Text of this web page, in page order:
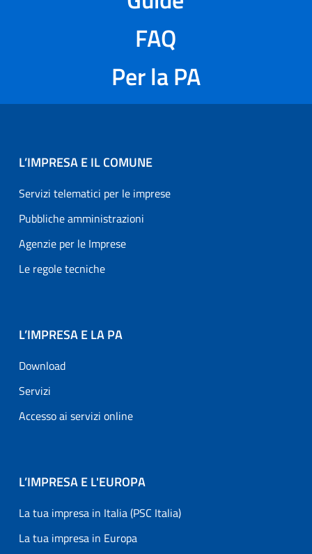
FAQ
Per la PA
L’IMPRESA E IL COMUNE
Servizi telematici per le imprese
Pubbliche amministrazioni
Agenzie per le Imprese
Le regole tecniche
L’IMPRESA E LA PA
Download
Servizi
Accesso ai servizi online
L’IMPRESA E L'EUROPA
La tua impresa in Italia (PSC Italia)
La tua impresa in Europa